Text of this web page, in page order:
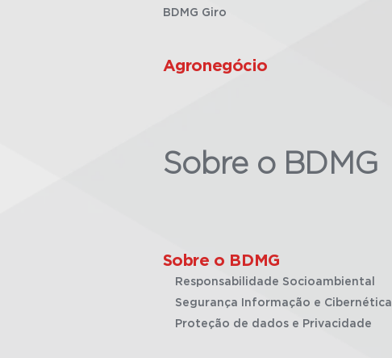
BDMG Giro
Agronegócio
Sobre o BDMG
Sobre o BDMG
Responsabilidade Socioambiental
Segurança Informação e Cibernética
Proteção de dados e Privacidade